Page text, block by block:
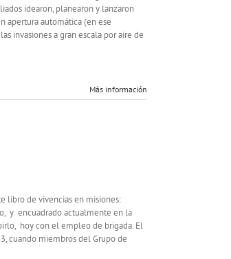
idearon, planearon y lanzaron
apertura automática (en ese
invasiones a gran escala por aire de
Más información
libro de vivencias en misiones:
y encuadrado actualmente en la
hoy con el empleo de brigada. El
cuando miembros del Grupo de